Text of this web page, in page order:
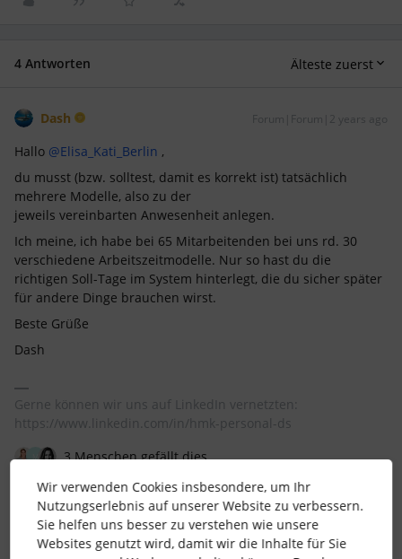
4 Antworten Älteste zuerst
Dash Forum|Forum|2 years ago
Hallo @Elisa_Kati_Berlin ,
du musst (bzw. solltest, damit es korrekt ist) tatsächlich
mehrere Modelle, also zu der
jeweils vereinbarten Anwesenheit anlegen.
Ich meine, ich habe bei 65 Mitarbeitenden bei uns rd. 30
verschiedene Arbeitszeitmodelle. Nur so hast du die
richtigen Soll-Tage im System hinterlegt, die du sicher später
für andere Dinge brauchen wirst.
Beste Grüße
Dash
Gerne können wir uns auf LinkedIn vernetzten:
https://www.linkedin.com/in/hmk-personal-ds
3 Menschen gefällt dies
Wir verwenden Cookies insbesondere, um Ihr
Nutzungserlebnis auf unserer Website zu verbessern.
Sie helfen uns besser zu verstehen wie unsere
Websites genutzt wird, damit wir die Inhalte für Sie